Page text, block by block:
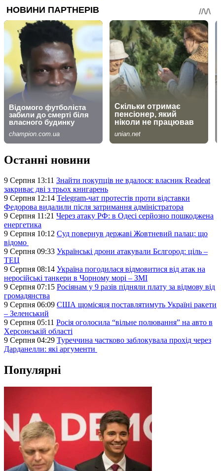
Останні новини
9 Серпня 13:11 Знайти покупців не вдалося: власник Readeat
закриває дві з трьох книгарень
9 Серпня 12:14 Telegram-чат протестів проти відставки
Федорова видалили після затримання адміністратора
9 Серпня 11:21 Через атаку РФ: в Одесі серйозно пошкоджена
енергетика
9 Серпня 10:12 Суд повернув державі Жовтневий палац: що
відомо
9 Серпня 09:33 Українські дрони атакували Бєлгород: ціль –
ТЕЦ
9 Серпня 08:14 Україна погодилася відмовитися від атак на
неросійські танкери в Чорному морі – ЗМІ
9 Серпня 07:15 Росіянам у 9 разів підняли плату за відмову від
громадянства
9 Серпня 06:09 США щомісяця поставлятимуть Україні ракети
– Зеленський
9 Серпня 05:11 Росія оголосила “вільне полювання” на авто в
Херсонській області
9 Серпня 04:29 Туреччина частково заблокувала прохід через
Дарданелли: які аргументи
Популярні